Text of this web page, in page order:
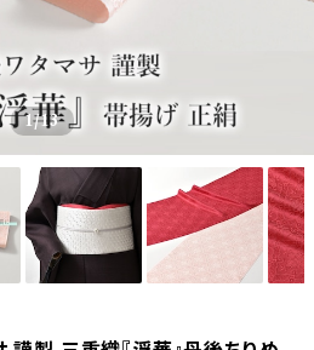
1/13